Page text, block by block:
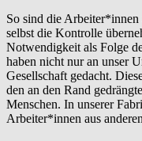
So sind die Arbeiter*innen
selbst die Kontrolle
Notwendigkeit als Folge
haben nicht nur an unser
Gesellschaft gedacht.
den an den Rand
Menschen. In unserer
Arbeiter*innen aus